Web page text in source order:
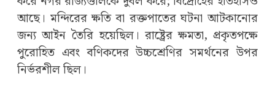
আছে। মন্দিরের ক্ষতি বা রক্তপাতের ঘটনা আটকানোর
জন্য আইন তৈরি হয়েছিল। রাষ্ট্রের ক্ষমতা, প্রকৃতপক্ষে
পুরোহিত এবং বণিকদের উচ্চশ্রেণির সমর্থনের উপর
নির্ভরশীল ছিল।